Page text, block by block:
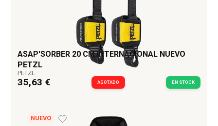
ASAP'SORBER 20 CM INTERNACIONAL NUEVO
PETZL
PETZL
35,63 € AGOTADO EN STOCK
NUEVO